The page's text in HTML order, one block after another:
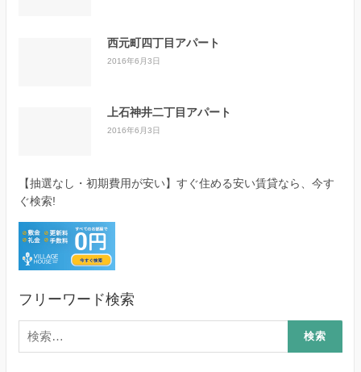
西元町四丁目アパート
2016年6月3日
上石神井二丁目アパート
2016年6月3日
【抽選なし・初期費用が安い】すぐ住める安い賃貸なら、今す
ぐ検索!
フリーワード検索
検
索: